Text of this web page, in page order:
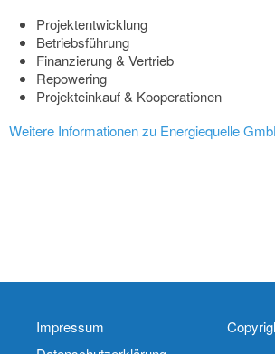
Projektentwicklung
Betriebsführung
Finanzierung & Vertrieb
Repowering
Projekteinkauf & Kooperationen
Weitere Informationen zu Energiequelle
Impressum